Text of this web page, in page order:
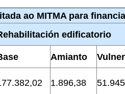
ao MITMA para
edificatorio
Amianto
1.896,38